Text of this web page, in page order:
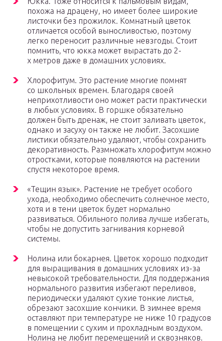
похожа на драцену, но имеет более широкие
листочки без прожилок. Комнатный цветок
отличается особой выносливостью, поэтому
легко переносит различные невзгоды. Стоит
помнить, что юкка может вырастать до 2-
х метров даже в домашних условиях.
Хлорофитум. Это растение многие помнят
со школьных времен. Благодаря своей
неприхотливости оно может расти практически
в любых условиях. В горшке обязательно
должен быть дренаж, не стоит заливать цветок,
однако и засуху он также не любит. Засохшие
листики обязательно удаляют, чтобы сохранить
декоративность. Размножать хлорофитум можно
отростками, которые появляются на растении
спустя некоторое время.
«Тещин язык». Растение не требует особого
ухода, необходимо обеспечить солнечное место,
хотя и в тени цветок будет нормально
развиваться. Обильного полива лучше избегать,
чтобы не допустить загнивания корневой
системы.
Нолина или бокарнея. Цветок хорошо подходит
для выращивания в домашних условиях из-за
невысокой требовательности. Для поддержания
нормального развития избегают переливов,
периодически удаляют сухие тонкие листья,
обрезают засохшие кончики. В зимнее время
оставляют при температуре не ниже 10 градусов
в помещении с сухим и прохладным воздухом.
Нолина не любит перемещений и сквозняков.